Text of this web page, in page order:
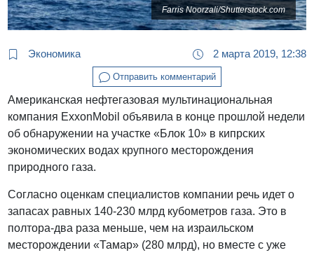
Farris Noorzali/Shutterstock.com
Экономика 2 марта 2019, 12:38
Отправить комментарий
Американская нефтегазовая мультинациональная
компания ExxonMobil объявила в конце прошлой недели
об обнаружении на участке «Блок 10» в кипрских
экономических водах крупного месторождения
природного газа.
Согласно оценкам специалистов компании речь идет о
запасах равных 140-230 млрд кубометров газа. Это в
полтора-два раза меньше, чем на израильском
месторождении «Тамар» (280 млрд), но вместе с уже